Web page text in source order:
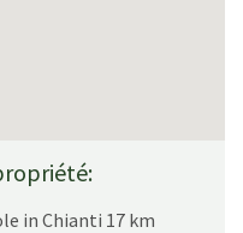
une terrasse avec une vue
in Chianti 17 km